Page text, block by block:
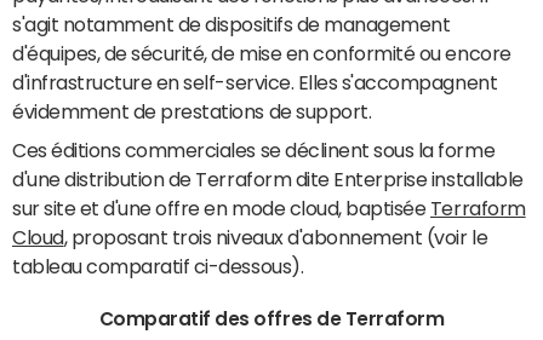
s'agit notamment de dispositifs de management
d'équipes, de sécurité, de mise en conformité ou encore
d'infrastructure en self-service. Elles s'accompagnent
évidemment de prestations de support.
Ces éditions commerciales se déclinent sous la forme
d'une distribution de Terraform dite Enterprise installable
sur site et d'une offre en mode cloud, baptisée Terraform
Cloud, proposant trois niveaux d'abonnement (voir le
tableau comparatif ci-dessous).
Comparatif des offres de Terraform